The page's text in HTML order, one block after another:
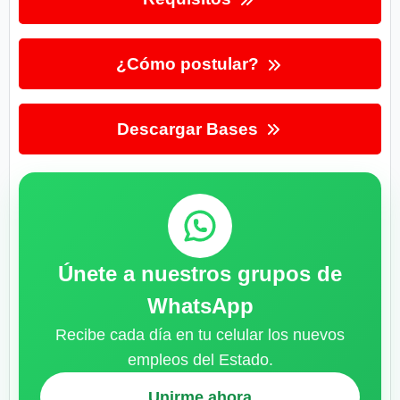
¿Cómo postular?
Descargar Bases
Únete a nuestros grupos de
WhatsApp
Recibe cada día en tu celular los nuevos
empleos del Estado.